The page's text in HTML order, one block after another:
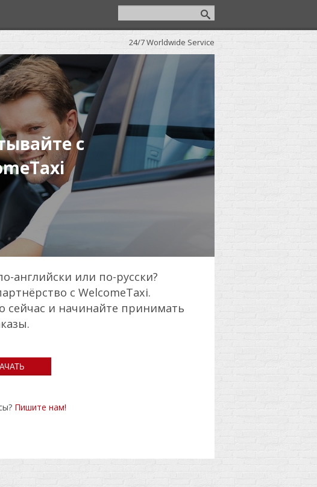
24/7 Worldwide Service
с
английски или по-русски?
с WelcomeTaxi.
сейчас и начинайте принимать
Пишите нам!